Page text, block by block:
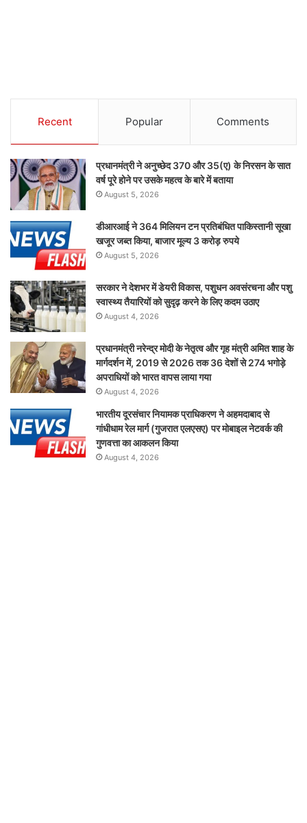
Recent Popular Comments
प्रधानमंत्री ने अनुच्छेद 370 और 35(ए) के निरसन के सात
वर्ष पूरे होने पर उसके महत्व के बारे में बताया
August 5, 2026
डीआरआई ने 364 मिलियन टन प्रतिबंधित पाकिस्तानी सूखा
खजूर जब्त किया, बाजार मूल्य 3 करोड़ रुपये
August 5, 2026
सरकार ने देशभर में डेयरी विकास, पशुधन अवसंरचना और पशु
स्वास्थ्य तैयारियों को सुदृढ़ करने के लिए कदम उठाए
August 4, 2026
प्रधानमंत्री नरेन्द्र मोदी के नेतृत्व और गृह मंत्री अमित शाह के
मार्गदर्शन में, 2019 से 2026 तक 36 देशों से 274 भगोड़े
अपराधियों को भारत वापस लाया गया
August 4, 2026
भारतीय दूरसंचार नियामक प्राधिकरण ने अहमदाबाद से
गांधीधाम रेल मार्ग (गुजरात एलएसए) पर मोबाइल नेटवर्क की
गुणवत्ता का आकलन किया
August 4, 2026